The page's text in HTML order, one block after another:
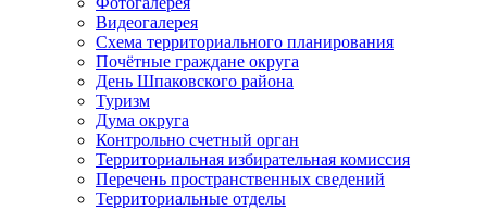
Видеогалерея
Схема территориального планирования
Почётные граждане округа
День Шпаковского района
Туризм
Дума округа
Контрольно счетный орган
Территориальная избирательная комиссия
Перечень пространственных сведений
Территориальные отделы